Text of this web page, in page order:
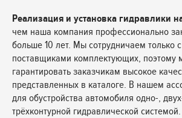
Реализация и установка гидравлики
чем наша компания профессионально
больше 10 лет. Мы сотрудничаем только
поставщиками комплектующих, поэтому
гарантировать заказчикам высокое
представленных в каталоге. В нашем
для обустройства автомобиля одно-,
трёхконтурной гидравлической системой.